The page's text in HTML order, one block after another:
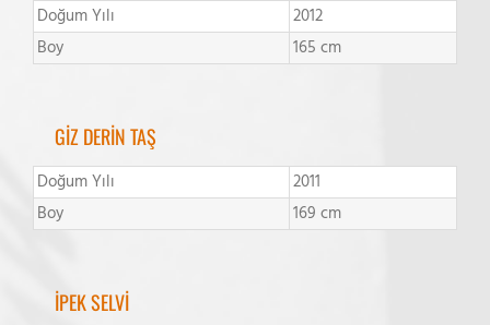
Doğum Yılı
2012
Boy
165 cm
GİZ DERİN TAŞ
Doğum Yılı
2011
Boy
169 cm
İPEK SELVİ